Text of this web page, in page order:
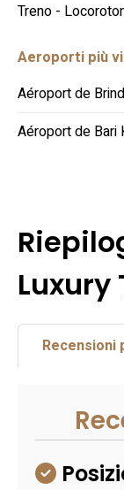
Treno -
Aeroporti più
Aéroport de
Aéroport de Bari
Luxury
Recensioni